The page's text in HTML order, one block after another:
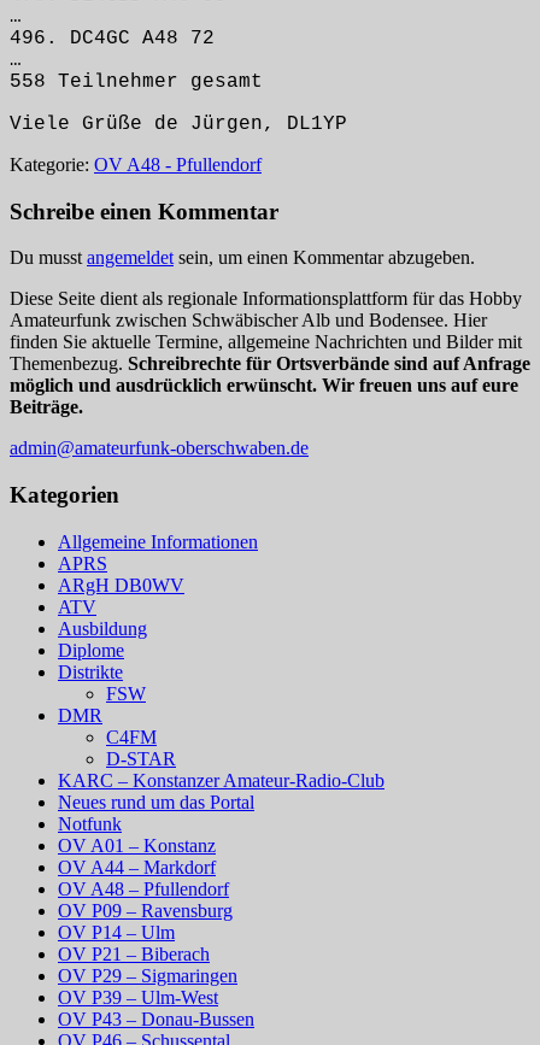
…
496. DC4GC A48 72
…
558 Teilnehmer gesamt
Viele Grüße de Jürgen, DL1YP
Kategorie: OV A48 - Pfullendorf
Schreibe einen Kommentar
Du musst angemeldet sein, um einen Kommentar abzugeben.
Diese Seite dient als regionale Informationsplattform für das Hobby
Amateurfunk zwischen Schwäbischer Alb und Bodensee. Hier
finden Sie aktuelle Termine, allgemeine Nachrichten und Bilder mit
Themenbezug. Schreibrechte für Ortsverbände sind auf Anfrage
möglich und ausdrücklich erwünscht. Wir freuen uns auf eure
Beiträge.
admin@amateurfunk-oberschwaben.de
Kategorien
Allgemeine Informationen
APRS
ARgH DB0WV
ATV
Ausbildung
Diplome
Distrikte
FSW
DMR
C4FM
D-STAR
KARC – Konstanzer Amateur-Radio-Club
Neues rund um das Portal
Notfunk
OV A01 – Konstanz
OV A44 – Markdorf
OV A48 – Pfullendorf
OV P09 – Ravensburg
OV P14 – Ulm
OV P21 – Biberach
OV P29 – Sigmaringen
OV P39 – Ulm-West
OV P43 – Donau-Bussen
OV P46 – Schussental